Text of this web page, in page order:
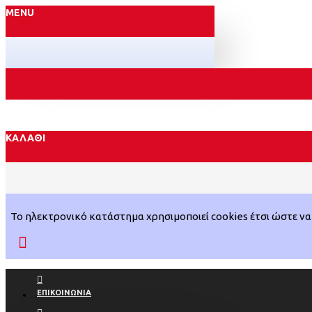
MENU
ΚΑΛΆΘΙ
Το ηλεκτρονικό κατάστημα χρησιμοποιεί cookies έτσι ώστε
ΕΠΙΚΟΙΝΩΝΊΑ